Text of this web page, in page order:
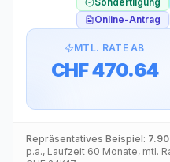
Online-Antrag
MTL. RATE AB
CHF 470.64
Repräsentatives Beispiel:
p.a., Laufzeit 60 Monate, mtl.